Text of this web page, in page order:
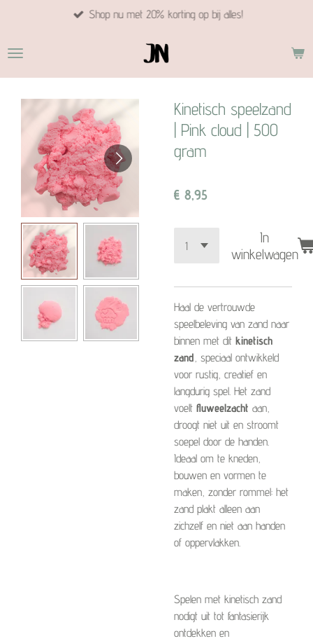
naar
hoofdinhoud
Shop nu met 20% korting op bij alles!
Kinetisch speelzand
| Pink cloud | 500
gram
€ 8,95
In
winkelwagen
Haal de vertrouwde
speelbeleving van zand naar
binnen met dit kinetisch
zand, speciaal ontwikkeld
voor rustig, creatief en
langdurig spel. Het zand
voelt fluweelzacht aan,
droogt niet uit en stroomt
soepel door de handen.
Ideaal om te kneden,
bouwen en vormen te
maken, zonder rommel: het
zand plakt alleen aan
zichzelf en niet aan handen
of oppervlakken.
Spelen met kinetisch zand
nodigt uit tot fantasierijk
ontdekken en